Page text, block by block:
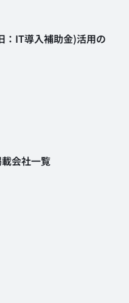
：IT導入補助金)活用の
会社一覧